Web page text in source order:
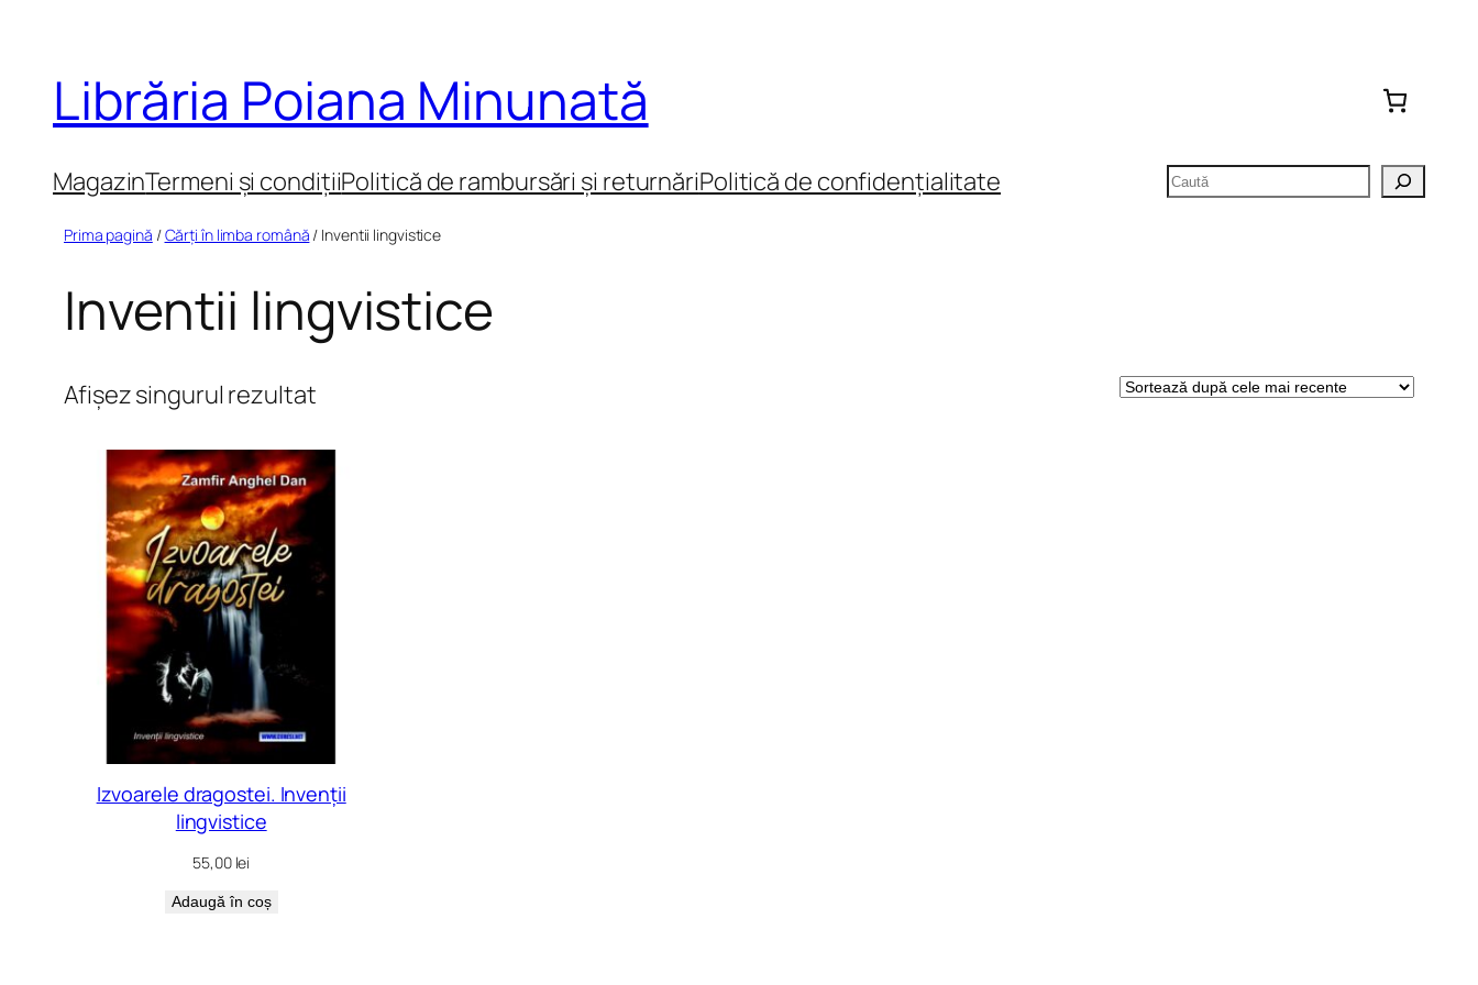
conținut
Librăria Poiana Minunată
MagazinTermeni și condițiiPolitică de rambursări și returnăriPolitică de confidențialitate Caută
Prima pagină /Cărți în limba română / Inventii lingvistice
Inventii lingvistice
Afișez singurul rezultat
Izvoarele dragostei. Invenții
lingvistice
55,00 lei
Adaugă în coș